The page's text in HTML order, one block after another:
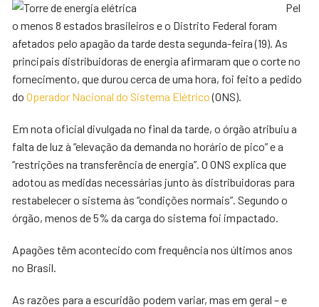
Pel
o menos 8 estados brasileiros e o Distrito Federal foram
afetados pelo apagão da tarde desta segunda-feira (19). As
principais distribuidoras de energia afirmaram que o corte no
fornecimento, que durou cerca de uma hora, foi feito a pedido
doOperador Nacional do Sistema Elétrico(ONS).
Em nota oficial divulgada no final da tarde, o órgão atribuiu a
falta de luz à “elevação da demanda no horário de pico” e a
“restrições na transferência de energia”. O ONS explica que
adotou as medidas necessárias junto às distribuidoras para
restabelecer o sistema às “condições normais”. Segundo o
órgão, menos de 5% da carga do sistema foi impactado.
Apagões têm acontecido com frequência nos últimos anos
no Brasil.
As razões para a escuridão podem variar, mas em geral – e